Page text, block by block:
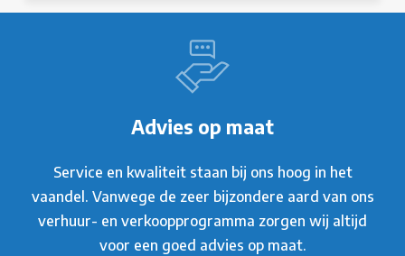
Advies op maat
Service en kwaliteit staan bij ons hoog in het
vaandel. Vanwege de zeer bijzondere aard van ons
verhuur- en verkoopprogramma zorgen wij altijd
voor een goed advies op maat.